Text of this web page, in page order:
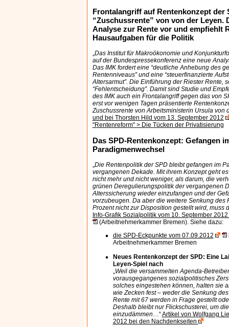
Frontalangriff auf Rentenkonzept der
“Zuschussrente” von von der Leyen.
Analyse zur Rente vor und empfiehlt
Hausaufgaben für die Politik
„Das Institut für Makroökonomie und
auf der Bundespressekonferenz eine neue
Das IMK fordert eine “deutliche Anhebung des
Rentenniveaus” und eine “steuerfinanzierte
Altersarmut”. Die Einführung der Riester Rente,
“Fehlentscheidung”. Damit sind Studie und
des IMK auch ein Frontalangriff gegen das von
erst vor wenigen Tagen präsentierte
Zuschussrente von Arbeitsministerin Ursula von
und bei Thorsten Hild vom 13. September 2012
"Rentenreform" > Die Tücken der Privatisierung
Das SPD-Rentenkonzept: Gefangen
Paradigmenwechsel
„Die Rentenpolitik der SPD bleibt gefangen im
vergangenen Dekade. Mit ihrem Konzept geht
nicht mehr und nicht weniger, als darum, die
grünen Deregulierungspolitik der vergangenen
Alterssicherung wieder einzufangen und der
vorzubeugen. Da aber die weitere Senkung des
Prozent nicht zur Disposition gestellt wird, muss
Info-Grafik Sozialpolitik vom 10. September
(Arbeitnehmerkammer Bremen). Siehe dazu:
die SPD-Eckpunkte vom 07.09.2012
Arbeitnehmerkammer Bremen
Neues Rentenkonzept der SPD: Eine
Leyen-Spiel nach
„Weil die versammelten Agenda-
vorausgegangenes sozialpolitisches
solches eingestehen können, halten sie
wie Zecken fest – weder die Senkung
Rente mit 67 werden in Frage gestellt
Deshalb bleibt nur Flickschusterei, um
einzudämmen…“Artikel von Wolfgang
2012 bei den Nachdenkseiten